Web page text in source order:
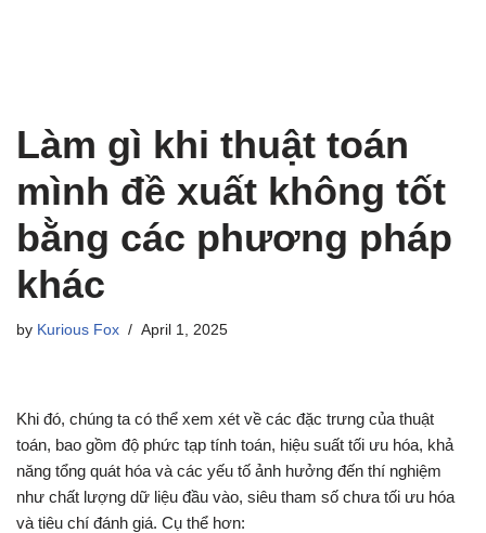
Làm gì khi thuật toán
mình đề xuất không tốt
bằng các phương pháp
khác
by Kurious Fox April 1, 2025
Khi đó, chúng ta có thể xem xét về các đặc trưng của thuật
toán, bao gồm độ phức tạp tính toán, hiệu suất tối ưu hóa, khả
năng tổng quát hóa và các yếu tố ảnh hưởng đến thí nghiệm
như chất lượng dữ liệu đầu vào, siêu tham số chưa tối ưu hóa
và tiêu chí đánh giá. Cụ thể hơn: